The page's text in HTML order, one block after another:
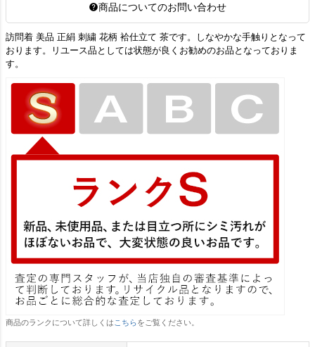
商品についてのお問い合わせ
訪問着 美品 正絹 刺繍 花柄 袷仕立て 茶です。しなやかな手触りとなって
おります。リユース品としては状態が良くお勧めのお品となっておりま
す。
商品のランクについて詳しくは こちらをご覧ください。